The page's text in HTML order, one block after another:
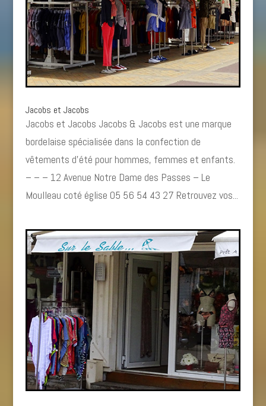
Jacobs et Jacobs
Jacobs et Jacobs Jacobs & Jacobs est une marque
bordelaise spécialisée dans la confection de
vêtements d’été pour hommes, femmes et enfants.
– – – 12 Avenue Notre Dame des Passes – Le
Moulleau coté église 05 56 54 43 27 Retrouvez vos...